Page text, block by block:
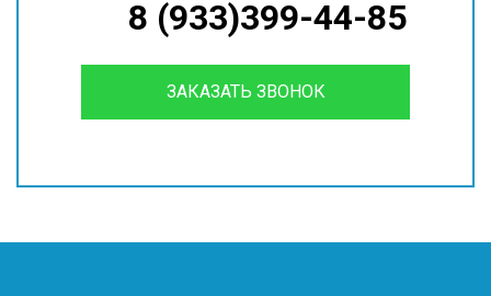
8 (933)399-44-85
ЗАКАЗАТЬ ЗВОНОК